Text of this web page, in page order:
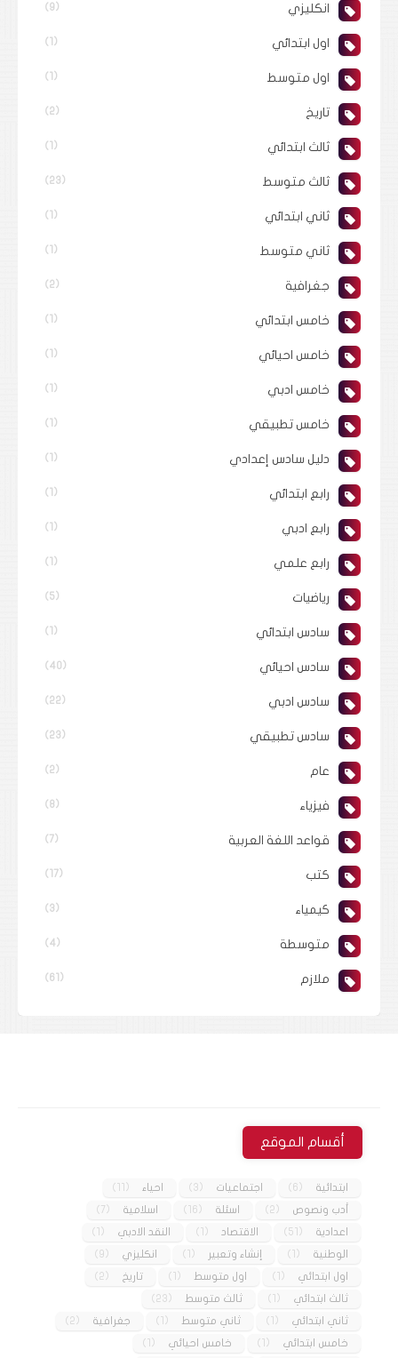
انكليزي (9)
اول ابتدائي (1)
اول متوسط (1)
تاريخ (2)
ثالث ابتدائي (1)
ثالث متوسط (23)
ثاني ابتدائي (1)
ثاني متوسط (1)
جغرافية (2)
خامس ابتدائي (1)
خامس احيائي (1)
خامس ادبي (1)
خامس تطبيقي (1)
دليل سادس إعدادي (1)
رابع ابتدائي (1)
رابع ادبي (1)
رابع علمي (1)
رياضيات (5)
سادس ابتدائي (1)
سادس احيائي (40)
سادس ادبي (22)
سادس تطبيقي (23)
عام (2)
فيزياء (8)
قواعد اللغة العربية (7)
كتب (17)
كيمياء (3)
متوسطة (4)
ملازم (61)
أقسام الموقع
ابتدائية (6) اجتماعيات (3) احياء (11)
أدب ونصوص (2) اسئلة (16) اسلامية (7)
اعدادية (51) الاقتصاد (1) النقد الادبي (1)
الوطنية (1) إنشاء وتعبير (1) انكليزي (9)
اول ابتدائي (1) اول متوسط (1) تاريخ (2)
ثالث ابتدائي (1) ثالث متوسط (23)
ثاني ابتدائي (1) ثاني متوسط (1) جغرافية (2)
خامس ابتدائي (1) خامس احيائي (1)